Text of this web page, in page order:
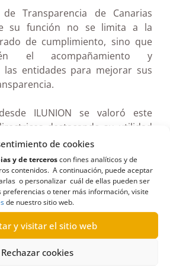
de cookies
y de terceroscon fines analíticos y de
contenidos. A continuación, puede aceptar
o personalizar cuál de ellas pueden ser
preferencias o tener más información, visite
de nuestro sitio web.
y visitar el sitio web
Rechazar cookies
Transparencia de Canarias
su función no se limita a la
de cumplimiento, sino que
el acompañamiento y
las entidades para mejorar sus
ILUNION se valoró este
destacando su utilidad
de transparencia
ejercicio 2024 y avanzar en el
portal de transparencia que
en un referente.